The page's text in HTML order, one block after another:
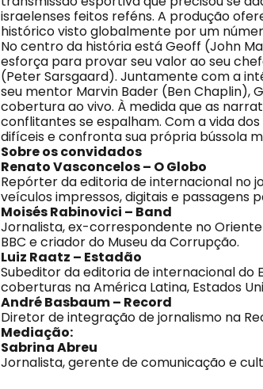
israelenses feitos reféns. A produção
histórico visto globalmente por um
No centro da história está Geoff (John
esforça para provar seu valor ao seu
(Peter Sarsgaard). Juntamente com a
seu mentor Marvin Bader (Ben Chaplin),
cobertura ao vivo. À medida que as
conflitantes se espalham. Com a vida
difíceis e confronta sua própria bússola
Sobre os convidados
Renato Vasconcelos – O Globo
Repórter da editoria de internacional no
veículos impressos, digitais e passagens
Moisés Rabinovici – Band
Jornalista, ex-correspondente no
BBC e criador do Museu da Corrupção.
Luiz Raatz – Estadão
Subeditor da editoria de internacional do
coberturas na América Latina, Estados
André Basbaum – Record
Diretor de integração de jornalismo na
Mediação:
Sabrina Abreu
Jornalista, gerente de comunicação e